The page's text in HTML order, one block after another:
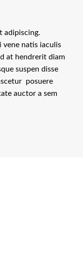
adipiscing.
vene natis iaculis
at hendrerit diam
suspen disse
posuere
auctor a sem